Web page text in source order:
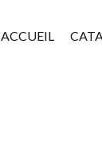
ACCUEIL